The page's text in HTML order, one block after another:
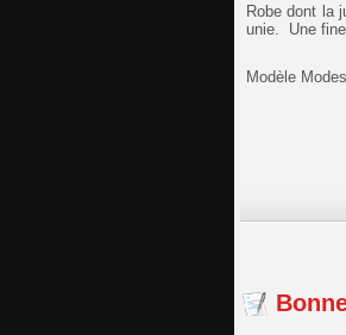
Robe dont la
unie. Une
Modèle